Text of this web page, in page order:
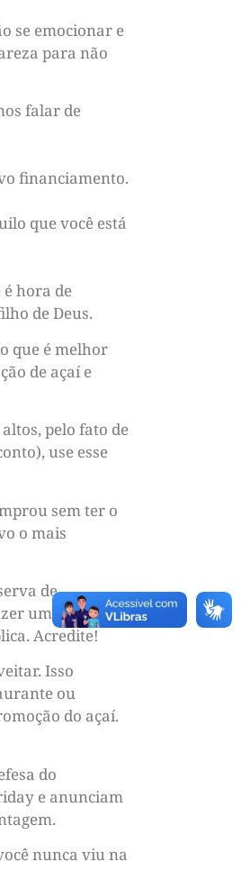
se emocionar e
para não
falar de
financiamento.
que você está
é hora de
de Deus.
que é melhor
de açaí e
pelo fato de
use esse
sem ter o
o mais
de
uma enorme
Acredite!
Isso
ou
do açaí.
do
e anunciam
nunca viu na